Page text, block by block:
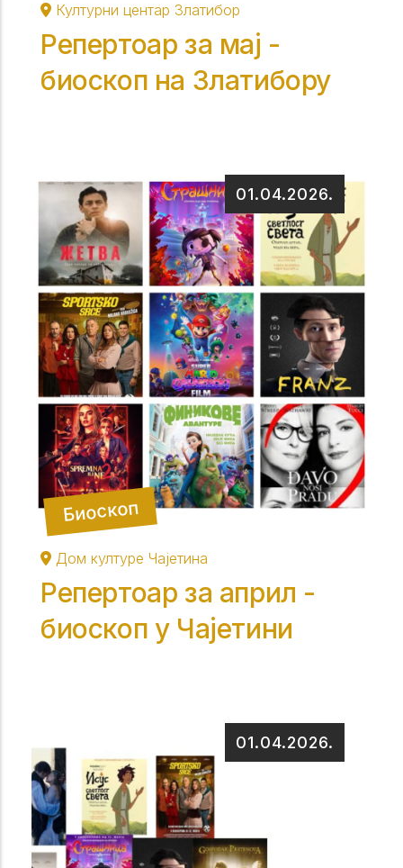
Културни центар Златибор
Репертоар за мај -
биоскоп на Златибору
01.04.2026.
Биоскоп
Дом културе Чајетина
Репертоар за април -
биоскоп у Чајетини
01.04.2026.